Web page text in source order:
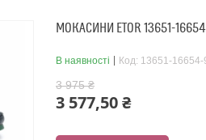
МОКАСИНИ ETOR 13651-
В наявності Код: 13651-16654-
3 975 ₴
3 577,50 ₴